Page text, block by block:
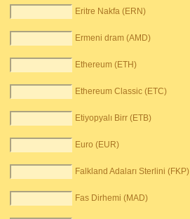
Eritre Nakfa (ERN)
Ermeni dram (AMD)
Ethereum (ETH)
Ethereum Classic (ETC)
Etiyopyalı Birr (ETB)
Euro (EUR)
Falkland Adaları Sterlini (FKP)
Fas Dirhemi (MAD)